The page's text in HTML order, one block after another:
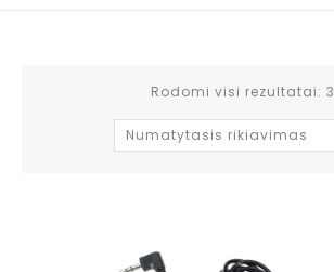
Rodomi visi rezultatai: 3
Numatytasis rikiavimas